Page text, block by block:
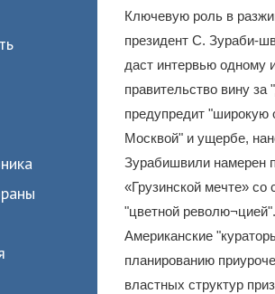
Ключевую роль в
президент С. Зураби-
даст интервью одному
правительство вину
предупредит "широкую
Москвой" и ущербе,
Зурабишвили намерен
«Грузинской мечте» со
"цветной револю¬цией".
Американские
планированию
властных структур